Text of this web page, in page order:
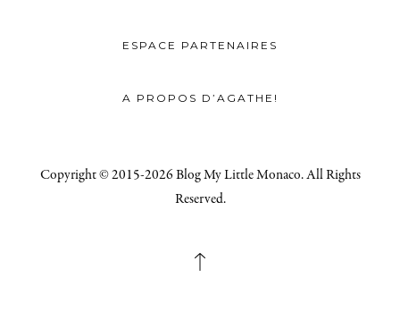
ESPACE PARTENAIRES
A PROPOS D’AGATHE!
Copyright © 2015-2026 Blog My Little Monaco. All Rights
Reserved.